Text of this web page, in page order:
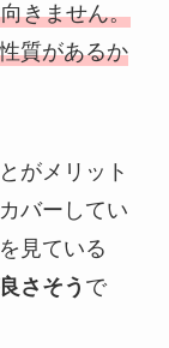
きません。
質があるか
がメリット
バーしてい
見ている
さそう で